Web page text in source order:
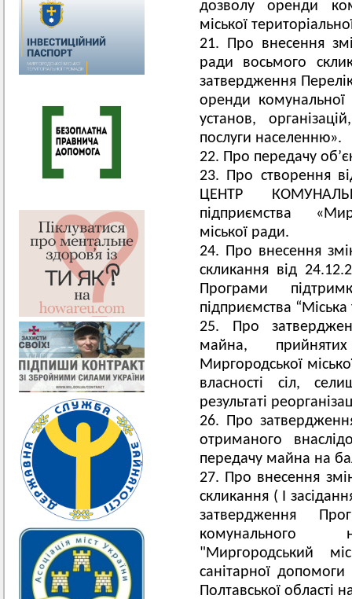
дозволу оренди
міської
Про внесення
ради восьмого
затвердження
оренди комунальної
установ,
послуги населенню».
Про передачу
Про створення
ЦЕНТР
підприємства
міської ради.
Про внесення
скликання від
Програми
підприємства
Про
майна,
Миргородської
власності сіл,
результаті
Про
отриманого
передачу майна на
Про внесення
скликання ( І
затвердження
комунального
"Миргородський
санітарної
Полтавської області